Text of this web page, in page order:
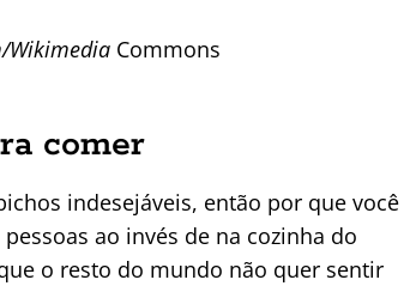
Wikimedia Commons
comer
indesejáveis, então por que você
ao invés de na cozinha do
o resto do mundo não quer sentir